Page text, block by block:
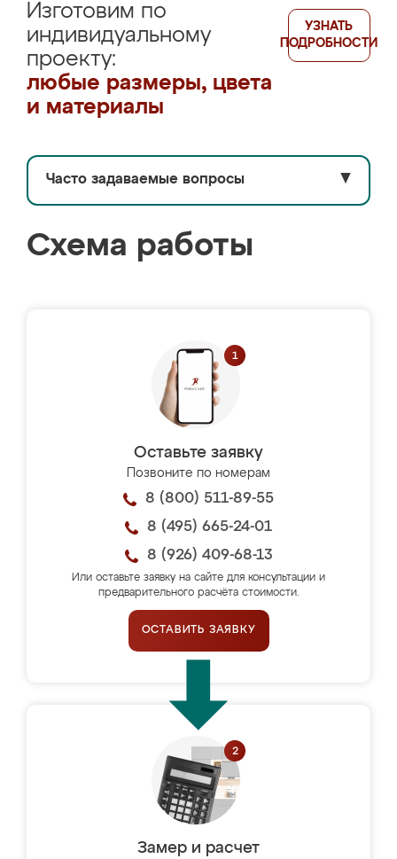
Изготовим по
индивидуальному
проекту:
любые размеры, цвета
и материалы
УЗНАТЬ
ПОДРОБНОСТИ
Часто задаваемые вопросы ▼
Схема работы
Оставьте заявку
Позвоните по номерам
8 (800) 511-89-55
8 (495) 665-24-01
8 (926) 409-68-13
Или оставьте заявку на сайте для консультации и
предварительного расчёта стоимости.
ОСТАВИТЬ ЗАЯВКУ
Замер и расчет